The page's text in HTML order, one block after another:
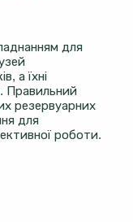
для
а їхні
Правильний
резервуарних
для
роботи.